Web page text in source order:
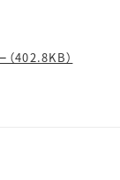
402.8KB）